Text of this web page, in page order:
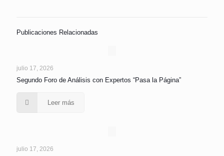
Publicaciones Relacionadas
julio 17, 2026
Segundo Foro de Análisis con Expertos “Pasa la Página”
Leer más
julio 17, 2026